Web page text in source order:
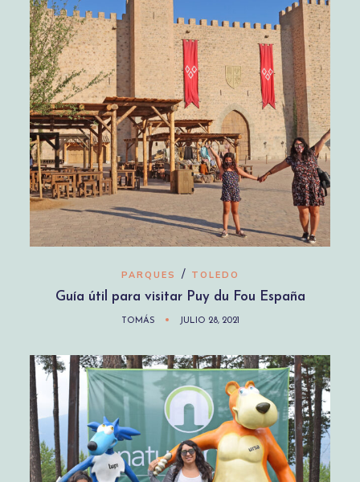
PARQUES / TOLEDO
Guía útil para visitar Puy du Fou España
TOMÁS JULIO 28, 2021